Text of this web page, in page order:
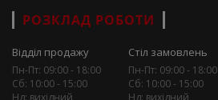
РОЗКЛАД РОБОТИ
Відділ продажу
Пн-Пт: 09:00 - 18:00
Сб: 10:00 - 15:00
Нд: вихідний
Стіл замовлень
Пн-Пт: 09:00 - 18:00
Сб: 10:00 - 15:00
Нд: вихідний